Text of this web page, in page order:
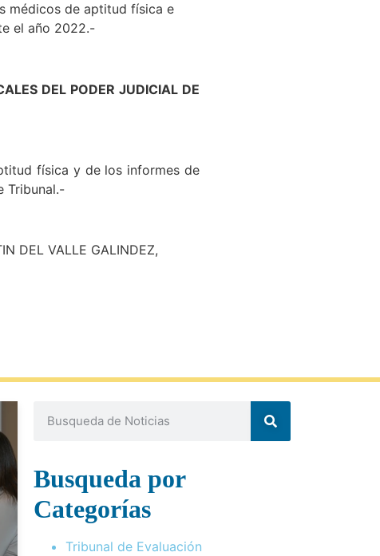
médicos de aptitud física e
el año 2022.-
DEL PODER JUDICIAL DE
física y de los informes de
Tribunal.-
DEL VALLE GALINDEZ,
Busqueda por
Categorías
Tribunal de Evaluación